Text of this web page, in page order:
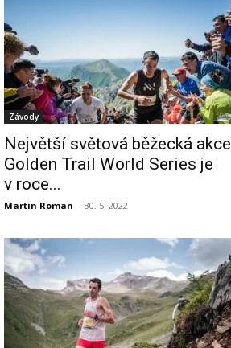
Závody
Největší světová běžecká akce
Golden Trail World Series je
v roce...
Martin Roman - 30. 5. 2022